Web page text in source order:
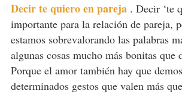
Decir te quiero en pareja . Decir ‘te
importante para la relación de pareja,
estamos sobrevalorando las palabras
algunas cosas mucho más bonitas que
Porque el amor también hay que
determinados gestos que valen más